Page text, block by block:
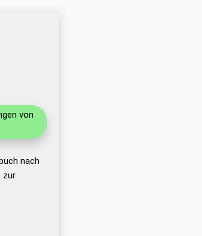
von
nach
zur